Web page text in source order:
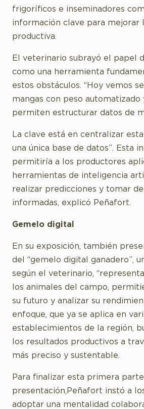
frigoríficos e inseminadores
información clave para mejorar
productiva.
El veterinario subrayó el papel
como una herramienta
estos obstáculos. “Hoy vemos
mangas con peso automatizado
permiten estructurar datos de
La clave está en centralizar
una única base de datos”. Esta
permitiría a los productores
herramientas de inteligencia
realizar predicciones y tomar
informadas, explicó Peñafort.
Gemelo digital
En su exposición, también
del “gemelo digital ganadero”,
según el veterinario,
los animales del campo,
su futuro y analizar su
enfoque, que ya se aplica en
establecimientos de la región,
los resultados productivos a
más preciso y sustentable.
Para finalizar esta primera
presentación,Peñafort instó a
adoptar una mentalidad